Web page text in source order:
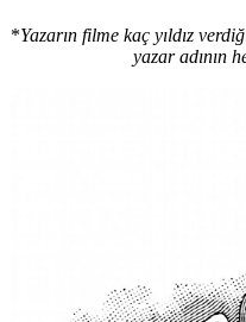
*Yazarın filme kaç yıldız
yazar adının